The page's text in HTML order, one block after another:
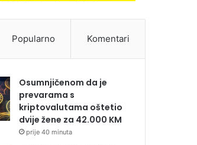
Popularno Komentari
Osumnjičenom da je
prevarama s
kriptovalutama oštetio
dvije žene za 42.000 KM
prije 40 minuta